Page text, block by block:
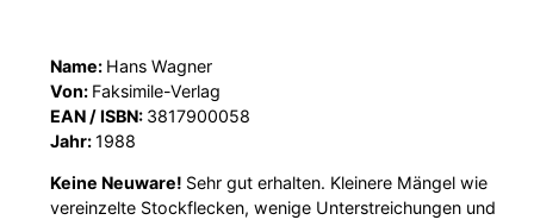
Name: Hans Wagner
Von: Faksimile-Verlag
EAN / ISBN: 3817900058
Jahr:1988
Keine Neuware! Sehr gut erhalten. Kleinere Mängel wie
vereinzelte Stockflecken, wenige Unterstreichungen und